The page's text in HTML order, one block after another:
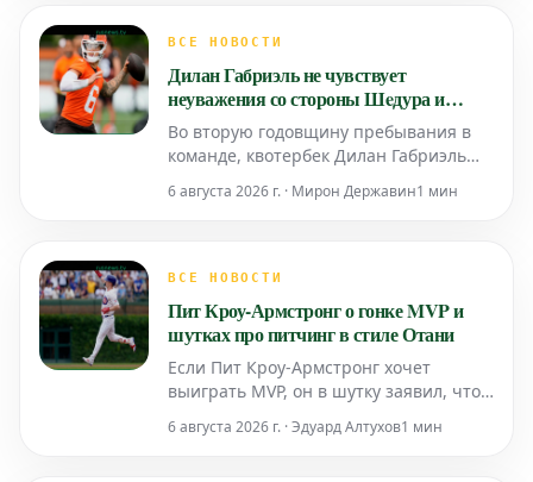
пытался отбить подачу во время
7-6.
ВСЕ НОВОСТИ
Дилан Габриэль не чувствует
неуважения со стороны Шeдура и
Уотсона в борьбе за позицию QB1 в
«Браунс»
Во вторую годовщину пребывания в
команде, квотербек Дилан Габриэль
ощущает неуважения из-за того, что
сосредоточена на Дешоне Уотсоне и
6 августа 2026 г. · Мирон Державин1 мин
ВСЕ НОВОСТИ
Пит Кроу-Армстронг о гонке MVP и
шутках про питчинг в стиле Отани
Если Пит Кроу-Армстронг хочет
выиграть MVP, он в шутку заявил, что
питчингом.
6 августа 2026 г. · Эдуард Алтухов1 мин